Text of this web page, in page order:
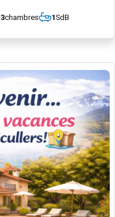
3chambres 1SdB